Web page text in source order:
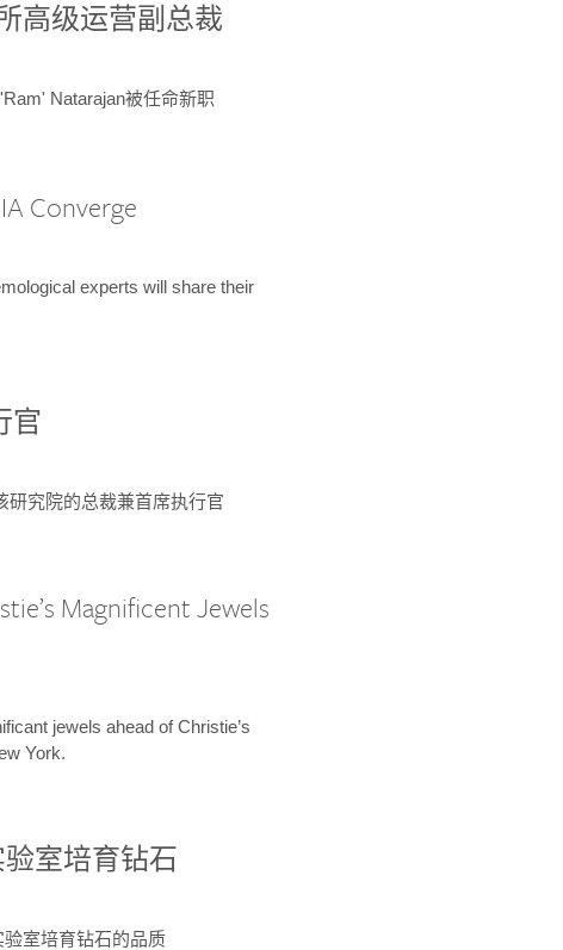
高级运营副总裁
Natarajan被任命新职
Converge
experts will share their
官
研究院的总裁兼首席执行官
Magnificent Jewels
jewels ahead of Christie’s
York.
室培育钻石
室培育钻石的品质